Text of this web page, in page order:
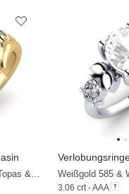
3.06 crt - AAA